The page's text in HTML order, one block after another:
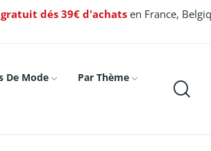
dés 39€ d'achats en France,
De Mode
Par Thème